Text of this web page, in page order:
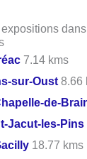
7.14 kms
sur-Oust 8.66
de-
Jacut-les-Pins
18.77 kms